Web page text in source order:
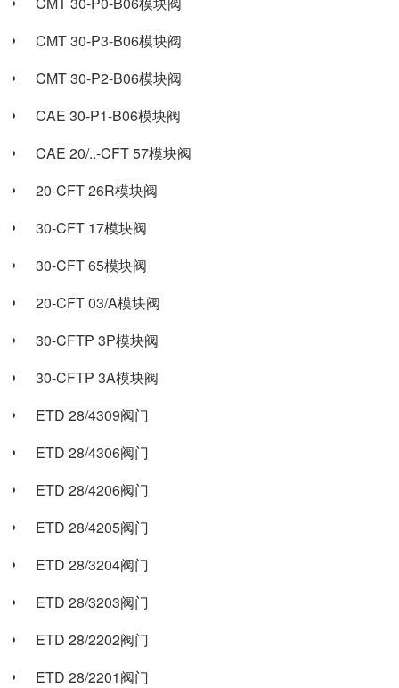
CMT 30-P3-B06模块阀
CMT 30-P2-B06模块阀
CAE 30-P1-B06模块阀
CAE 20/..-CFT 57模块阀
20-CFT 26R模块阀
30-CFT 17模块阀
30-CFT 65模块阀
20-CFT 03/A模块阀
30-CFTP 3P模块阀
30-CFTP 3A模块阀
ETD 28/4309阀门
ETD 28/4306阀门
ETD 28/4206阀门
ETD 28/4205阀门
ETD 28/3204阀门
ETD 28/3203阀门
ETD 28/2202阀门
ETD 28/2201阀门